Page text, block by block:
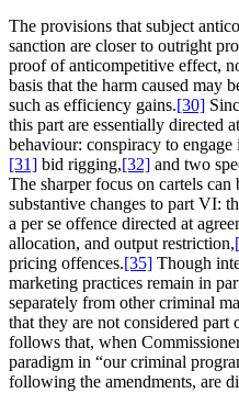
The provisions that subject
sanction are closer to outright
proof of anticompetitive effect,
basis that the harm caused may
such as efficiency gains.[30]
this part are essentially directed
behaviour: conspiracy to
[31] bid rigging,[32] and two
The sharper focus on cartels
substantive changes to part VI:
a per se offence directed at
allocation, and output restriction,
pricing offences.[35] Though
marketing practices remain in
separately from other criminal
that they are not considered
follows that, when
paradigm in “our criminal
following the amendments, are